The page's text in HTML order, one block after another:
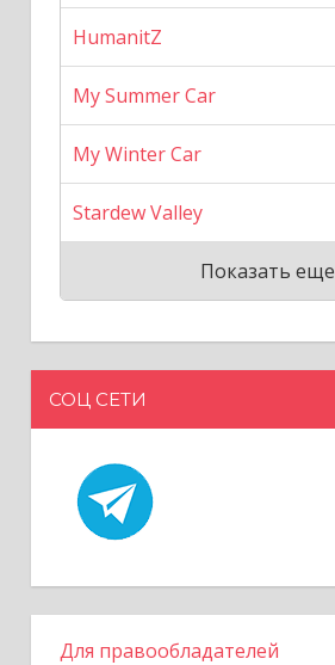
HumanitZ
My Summer Car
My Winter Car
Stardew Valley
Показать еще
СОЦ СЕТИ
Для правообладателей